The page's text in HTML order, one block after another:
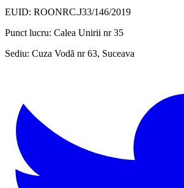
EUID: ROONRC.J33/146/2019
Punct lucru: Calea Unirii nr 35
Sediu: Cuza Vodă nr 63, Suceava